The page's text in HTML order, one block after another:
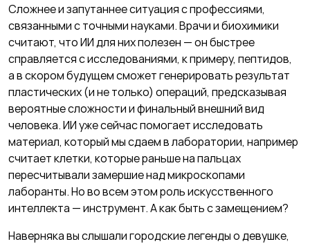
Сложнее и запутаннее ситуация с профессиями,
связанными с точными науками. Врачи и биохимики
считают, что ИИ для них полезен — он быстрее
справляется с исследованиями, к примеру, пептидов,
а в скором будущем сможет генерировать результат
пластических (и не только) операций, предсказывая
вероятные сложности и финальный внешний вид
человека. ИИ уже сейчас помогает исследовать
материал, который мы сдаем в лаборатории, например
считает клетки, которые раньше на пальцах
пересчитывали замершие над микроскопами
лаборанты. Но во всем этом роль искусственного
интеллекта — инструмент. А как быть с замещением?
Наверняка вы слышали городские легенды о девушке,